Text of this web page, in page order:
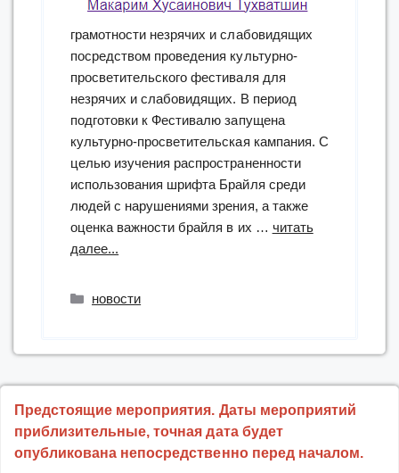
грамотности незрячих и слабовидящих
посредством проведения культурно-
просветительского фестиваля для
незрячих и слабовидящих. В период
подготовки к Фестивалю запущена
культурно-просветительская кампания. С
целью изучения распространенности
использования шрифта Брайля среди
людей с нарушениями зрения, а также
оценка важности брайля в их … читать
далее...
«Брайль-
просветительский
фестиваль
для
Рубрики
новости
Предстоящие мероприятия. Даты мероприятий
приблизительные, точная дата будет
опубликована непосредственно перед началом.